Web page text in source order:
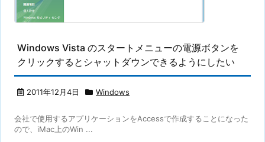
Windows Vista のスタートメニューの電源ボタンを
クリックするとシャットダウンできるようにしたい
2011年12月4日 Windows
会社で使用するアプリケーションをAccessで作成することになった
ので、iMac上のWin ...